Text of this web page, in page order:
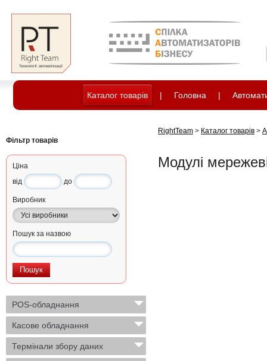
Каталог товарів | Головна |
Фільтр товарів
Ціна
від
до
Виробник
Пошук за назвою
POS-обладнання
Касове обладнання
Термінали збору даних
RightTeam > Каталог товарів >
Модулі